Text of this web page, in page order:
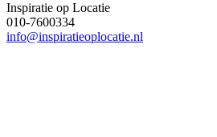
Inspiratie op Locatie
010-7600334
info@inspiratieoplocatie.nl